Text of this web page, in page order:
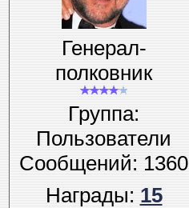
Генерал-
полковник
Группа:
Пользователи
Сообщений:1360
Награды:15